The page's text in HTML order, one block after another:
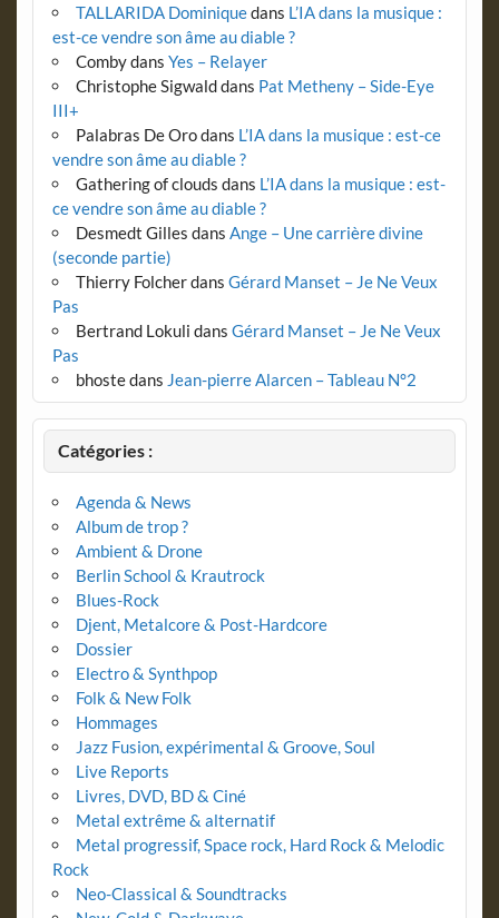
TALLARIDA Dominiquedans L’IA dans la musique :
est-ce vendre son âme au diable ?
Combydans Yes – Relayer
Christophe Sigwalddans Pat Metheny – Side-Eye
III+
Palabras De Orodans L’IA dans la musique : est-ce
vendre son âme au diable ?
Gathering of clouds dans L’IA dans la musique : est-
ce vendre son âme au diable ?
Desmedt Gilles dans Ange – Une carrière divine
(seconde partie)
Thierry Folcherdans Gérard Manset – Je Ne Veux
Pas
Bertrand Lokuli dans Gérard Manset – Je Ne Veux
Pas
bhostedans Jean-pierre Alarcen – Tableau N°2
Catégories :
Agenda & News
Album de trop ?
Ambient & Drone
Berlin School & Krautrock
Blues-Rock
Djent, Metalcore & Post-Hardcore
Dossier
Electro & Synthpop
Folk & New Folk
Hommages
Jazz Fusion, expérimental & Groove, Soul
Live Reports
Livres, DVD, BD & Ciné
Metal extrême & alternatif
Metal progressif, Space rock, Hard Rock & Melodic
Rock
Neo-Classical & Soundtracks